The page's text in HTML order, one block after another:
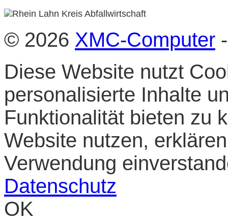
© 2026 XMC-Computer
Diese Website nutzt
personalisierte Inhalte
Funktionalität bieten zu
Website nutzen,
Verwendung
Datenschutz
OK